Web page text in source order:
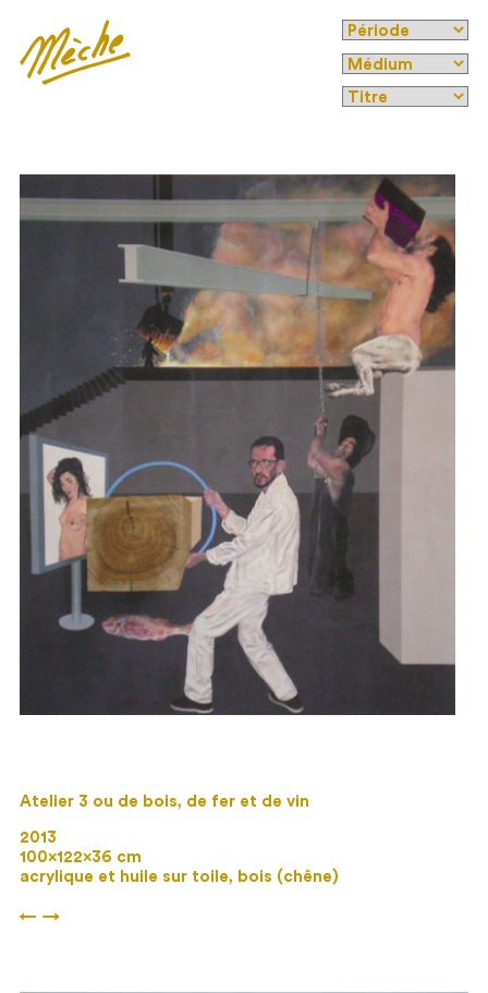
Atelier 3 ou de bois, de fer et de vin
2013
100×122×36 cm
acrylique et huile sur toile, bois (chêne)
← →